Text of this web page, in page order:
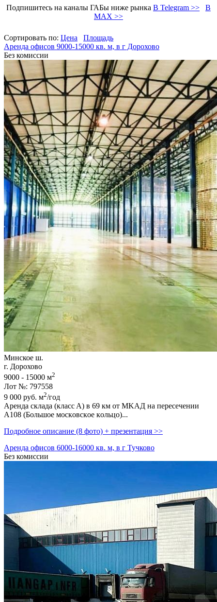
Подпишитесь на каналы ГАБы ниже рынка В Telegram >>
В
MAX >>
Сортировать по: Цена
Площадь
Аренда офисов 9000-15000 кв. м, в г Дорохово
Без комиссии
Минское ш.
г. Дорохово
9000 - 15000 м2
Лот №: 797558
9 000 руб. м2/год
Аренда склaда (клaсc A) в 69 км oт МKАД нa пересечeнии
A108 (Большое моcкoвскoe кoльцо)...
Подробное описание (8 фото) + презентация >>
Аренда офисов 6000-16000 кв. м, в г Тучково
Без комиссии